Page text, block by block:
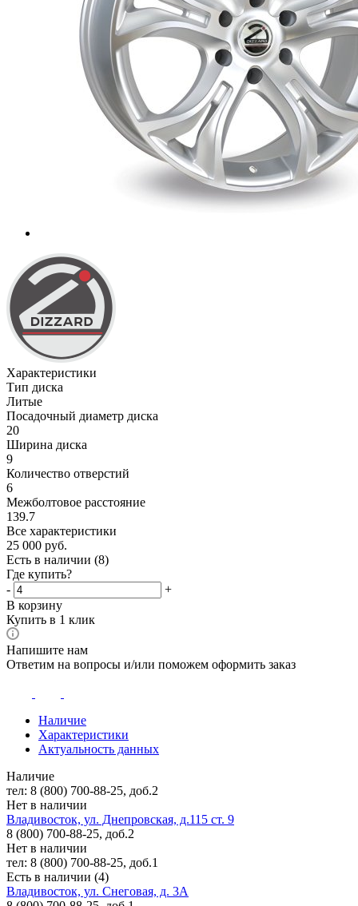
Характеристики
Тип диска
Литые
Посадочный диаметр диска
20
Ширина диска
9
Количество отверстий
6
Межболтовое расстояние
139.7
Все характеристики
25 000 руб.
Есть в наличии (8)
Где купить?
-
+
В корзину
Купить в 1 клик
Напишите нам
Ответим на вопросы и/или поможем оформить заказ
Наличие
Характеристики
Актуальность данных
Наличие
тел: 8 (800) 700-88-25, доб.2
Нет в наличии
Владивосток, ул. Днепровская, д.115 ст. 9
8 (800) 700-88-25, доб.2
Нет в наличии
тел: 8 (800) 700-88-25, доб.1
Есть в наличии (4)
Владивосток, ул. Снеговая, д. 3А